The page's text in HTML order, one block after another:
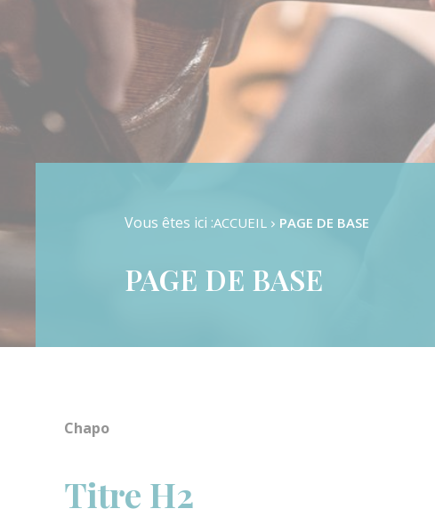
Pratiques d’ensembles
Auditions & Examens
Vous êtes ici :ACCUEIL PAGE DE BASE
PAGE DE BASE
Chapo
Titre H2